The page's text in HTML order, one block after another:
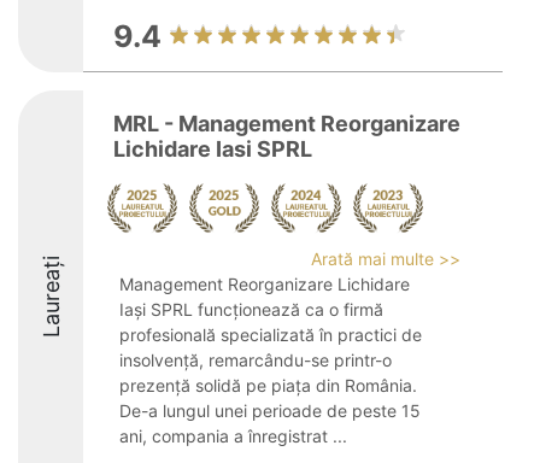
9.4
Laureați
MRL - Management Reorganizare
Lichidare Iasi SPRL
Arată mai multe >>
Management Reorganizare Lichidare
Iași SPRL funcționează ca o firmă
profesională specializată în practici de
insolvență, remarcându-se printr-o
prezență solidă pe piața din România.
De-a lungul unei perioade de peste 15
ani, compania a înregistrat ...